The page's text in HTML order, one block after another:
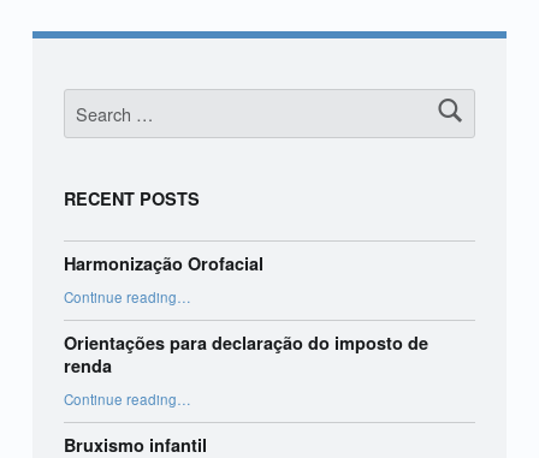
Search for:
RECENT POSTS
Harmonização Orofacial
Continue reading …
Orientações para declaração do imposto de
renda
Continue reading“Orientações para declaração do imposto de renda”
…
Bruxismo infantil